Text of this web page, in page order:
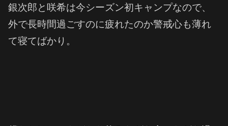
銀次郎と咲希は今シーズン初キャンプなので、
外で長時間過ごすのに疲れたのか警戒心も薄れ
て寝てばかり。